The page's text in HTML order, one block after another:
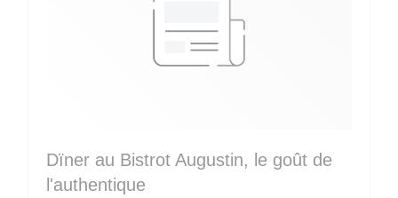
Dïner au Bistrot Augustin, le goût de
l'authentique